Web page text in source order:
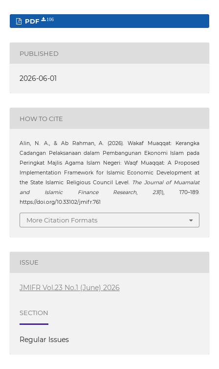
PDF 106
PUBLISHED
2026-06-01
HOW TO CITE
Alin, N. A., & Ab Rahman, A. (2026). Wakaf Muaqqat: Kerangka
Cadangan Pelaksanaan dalam Pembangunan Ekonomi Islam pada
Peringkat Majlis Agama Islam Negeri: Waqf Muaqqat: A Proposed
Implementation Framework for Islamic Economic Development at
the State Islamic Religious Council Level. The Journal of Muamalat
and Islamic Finance Research,23(1), 170–189.
https://doi.org/10.33102/jmifr.761
More Citation Formats
ISSUE
JMIFR Vol.23 No.1 (June) 2026
SECTION
Regular Issues